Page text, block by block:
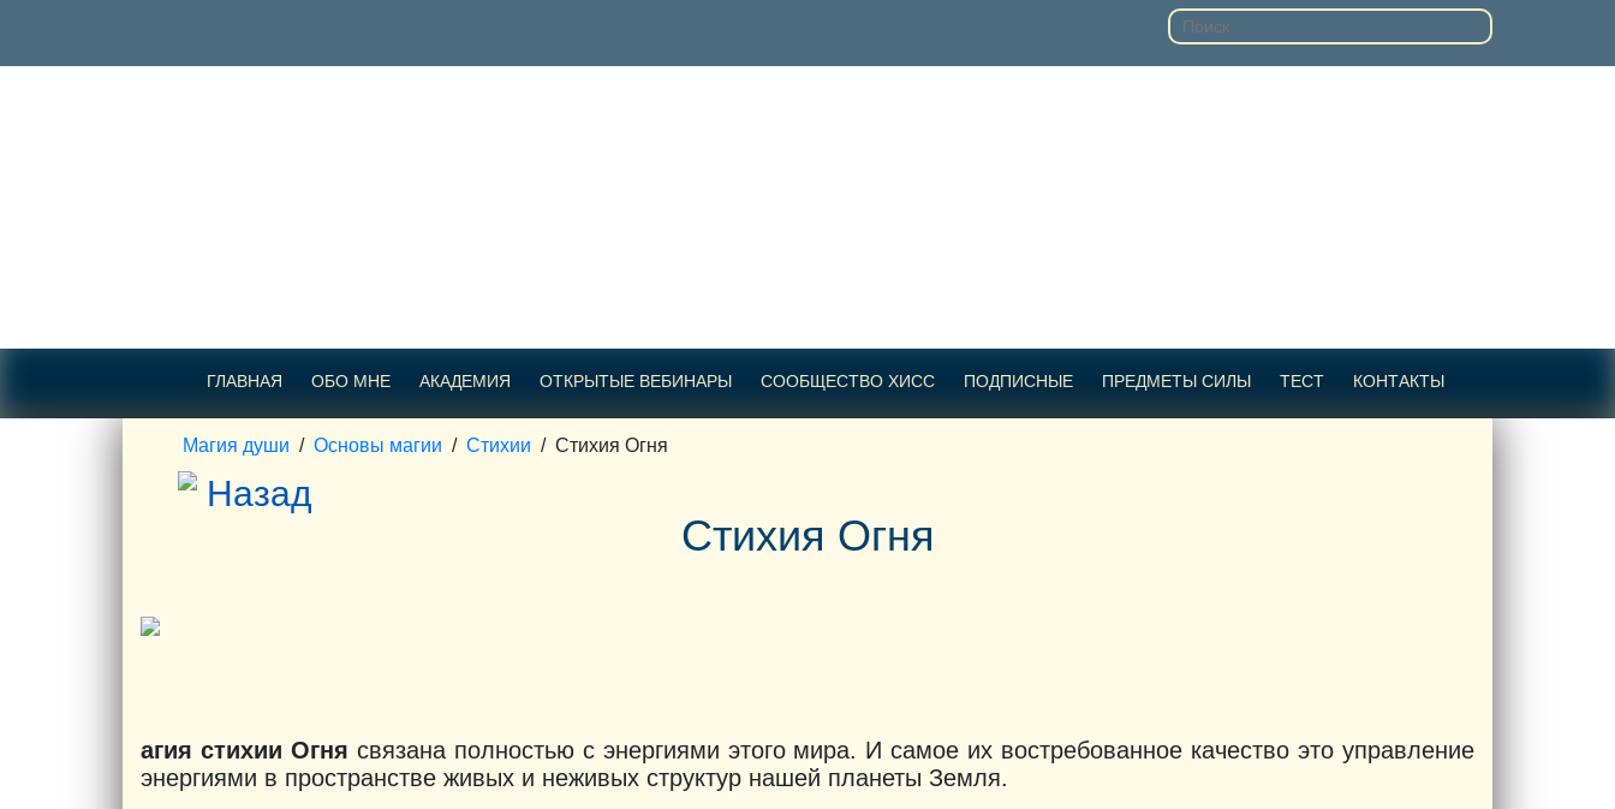
ГЛАВНАЯ ОБО МНЕ АКАДЕМИЯ ОТКРЫТЫЕ ВЕБИНАРЫ СООБЩЕСТВО ХИСС ПОДПИСНЫЕ ПРЕДМЕТЫ СИЛЫ ТЕСТ КОНТАКТЫ
Магия души / Основы магии / Стихии / Стихия Огня
Назад
Стихия Огня
агия стихии Огня связана полностью с энергиями этого мира. И самое их востребованное качество это управление
энергиями в пространстве живых и неживых структур нашей планеты Земля.